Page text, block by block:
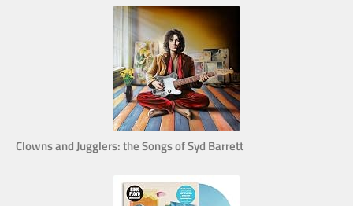
Clowns and Jugglers: the Songs of Syd Barrett